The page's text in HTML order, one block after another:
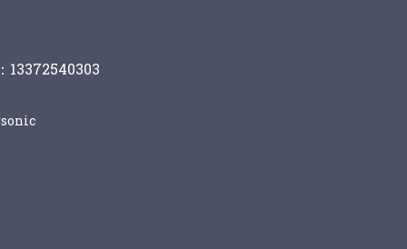
13372540303